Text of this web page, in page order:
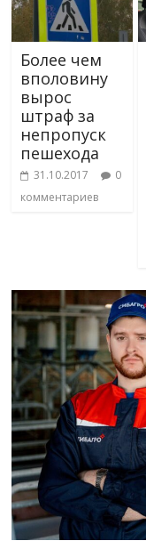
Более чем
вполовину
вырос
штраф за
непропуск
пешехода
31.10.2017
0
комментариев